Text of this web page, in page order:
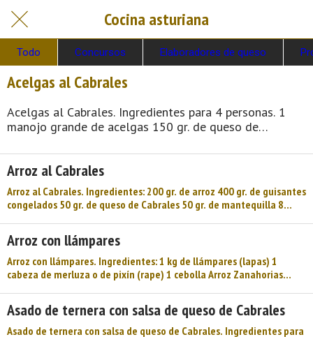
Cocina asturiana
Todo Concursos Elaboradores de queso
Acelgas al Cabrales
Acelgas al Cabrales. Ingredientes para 4 personas. 1
manojo grande de acelgas 150 gr. de queso de
4 dientes de ajo Sal Pan frito para acompañar
Preparación: Cocer las acelgas en una cacerola con
abundante agua hirviendo durante 10 minutos. Una vez
cocidas, poner la cacerola bajo el grifo de agua fría y
dejar hasta que el agua salga clara. Escurrir con las
manos formando rol ...
Arroz al Cabrales
Arroz al Cabrales. Ingredientes: 200 gr. de arroz 400 gr. de guisantes
congelados 50 gr. de queso de Cabrales 50 gr. de mantequilla 8
Pasarlo por agua fría y escurrirlo. Hervir los guisantes y mezclarlos
con el arroz y las endibias, lavadas y cortadas en trozos. Aliñarlo con
la salsa al Cabrales. Para el ...
Arroz con llámpares
Arroz con llámpares. Ingredientes: 1 kg de llámpares (lapas) 1
cabeza de merluza o de pixín (rape) 1 cebolla Arroz Zanahorias
barato, sabroso y original. La cabeza de merluza o una pequeña de
pixín se echa en una cacerola con agua, cebolla y zanahoria, y se
Asado de ternera con salsa de queso de Cabrales
Asado de ternera con salsa de queso de Cabrales. Ingredientes para